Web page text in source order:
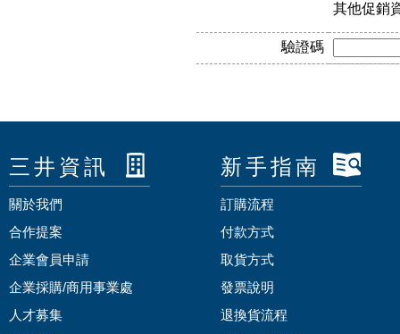
其他促銷
驗證碼
三井資訊
關於我們
合作提案
企業會員申請
企業採購/商用事業處
人才募集
新手指南
訂購流程
付款方式
取貨方式
發票說明
退換貨流程